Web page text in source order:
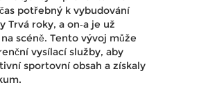
potřebný k vybudování
Trvá roky, a on‑a je už
scéně. Tento vývoj může
vysílací služby, aby
sportovní obsah a získaly